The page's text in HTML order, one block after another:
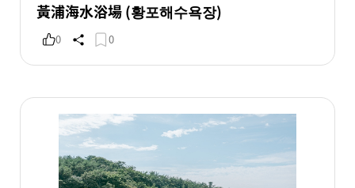
黃浦海水浴場 (황포해수욕장)
0 0